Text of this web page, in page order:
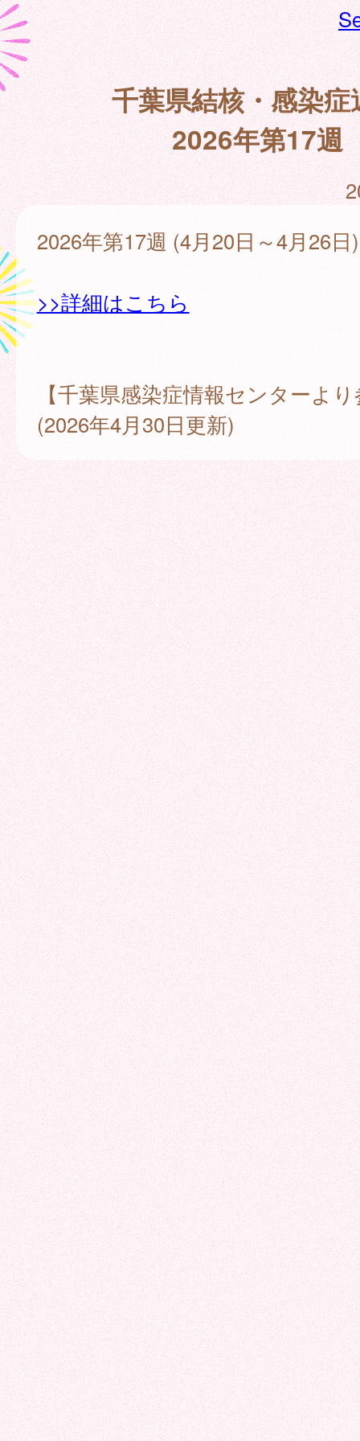
千葉県結核・感染症
2026年第17週
2026年第17週 (4月20日～4月26日)
>>詳細はこちら
【千葉県感染症情報センターよ
(2026年4月30日更新)